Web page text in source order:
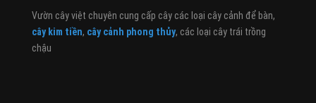
Vườn cây việt chuyên cung cấp cây các loại cây cảnh để bàn,
cây kim tiền, cây cảnh phong thủy, các loại cây trái trồng
chậu